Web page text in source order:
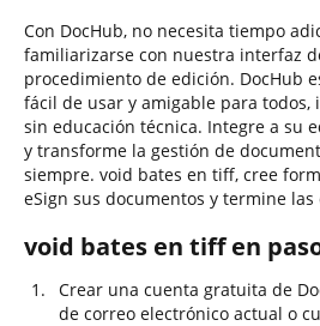
Con DocHub, no necesita tiempo
familiarizarse con nuestra interfaz
procedimiento de edición. DocHub
fácil de usar y amigable para todos,
sin educación técnica. Integre a su
y transforme la gestión de
siempre. void bates en tiff, cree
eSign sus documentos y termine las
void bates en tiff en
Crear una cuenta gratuita de
de correo electrónico actual o